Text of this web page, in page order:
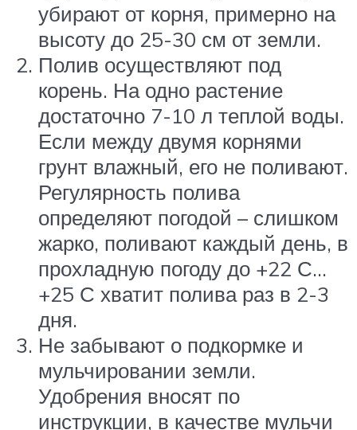
убирают от корня, примерно на
высоту до 25-30 см от земли.
Полив осуществляют под
корень. На одно растение
достаточно 7-10 л теплой воды.
Если между двумя корнями
грунт влажный, его не поливают.
Регулярность полива
определяют погодой – слишком
жарко, поливают каждый день, в
прохладную погоду до +22 С…
+25 С хватит полива раз в 2-3
дня.
Не забывают о подкормке и
мульчировании земли.
Удобрения вносят по
инструкции, в качестве мульчи